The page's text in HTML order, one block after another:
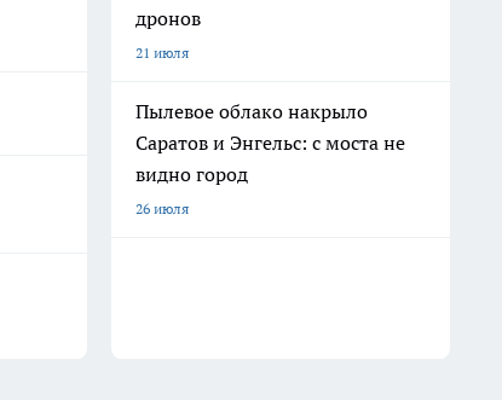
дронов
21 июля
Пылевое облако накрыло
Саратов и Энгельс: с моста не
видно город
26 июля